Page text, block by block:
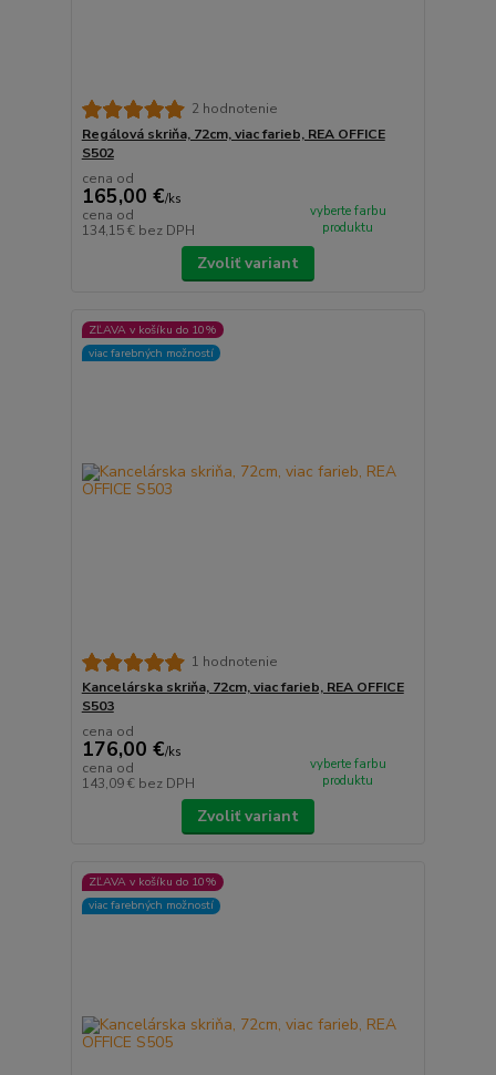
2 hodnotenie
Regálová skriňa, 72cm, viac farieb, REA OFFICE
S502
cena od
165,00 €/ks
cena od
134,15 € bez DPH
vyberte farbu
produktu
Zvoliť variant
ZĽAVA v košíku do 10%
viac farebných možností
1 hodnotenie
Kancelárska skriňa, 72cm, viac farieb, REA OFFICE
S503
cena od
176,00 €/ks
cena od
143,09 € bez DPH
vyberte farbu
produktu
Zvoliť variant
ZĽAVA v košíku do 10%
viac farebných možností